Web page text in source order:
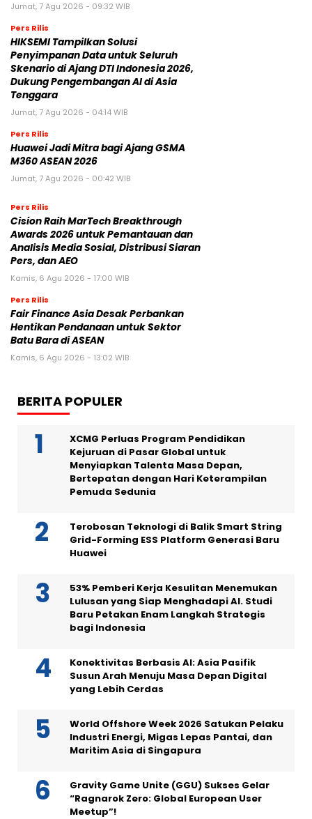
Jumat, 7 Agu 2026 - 09:32 WIB
Pers Rilis
HIKSEMI Tampilkan Solusi
Penyimpanan Data untuk Seluruh
Skenario di Ajang DTI Indonesia 2026,
Dukung Pengembangan AI di Asia
Tenggara
Jumat, 7 Agu 2026 - 04:14 WIB
Pers Rilis
Huawei Jadi Mitra bagi Ajang GSMA
M360 ASEAN 2026
Jumat, 7 Agu 2026 - 00:42 WIB
Pers Rilis
Cision Raih MarTech Breakthrough
Awards 2026 untuk Pemantauan dan
Analisis Media Sosial, Distribusi Siaran
Pers, dan AEO
Kamis, 6 Agu 2026 - 17:00 WIB
Pers Rilis
Fair Finance Asia Desak Perbankan
Hentikan Pendanaan untuk Sektor
Batu Bara di ASEAN
Kamis, 6 Agu 2026 - 13:02 WIB
BERITA POPULER
XCMG Perluas Program Pendidikan
Kejuruan di Pasar Global untuk
Menyiapkan Talenta Masa Depan,
Bertepatan dengan Hari Keterampilan
Pemuda Sedunia
Terobosan Teknologi di Balik Smart String
Grid-Forming ESS Platform Generasi Baru
Huawei
53% Pemberi Kerja Kesulitan Menemukan
Lulusan yang Siap Menghadapi AI. Studi
Baru Petakan Enam Langkah Strategis
bagi Indonesia
Konektivitas Berbasis AI: Asia Pasifik
Susun Arah Menuju Masa Depan Digital
yang Lebih Cerdas
World Offshore Week 2026 Satukan Pelaku
Industri Energi, Migas Lepas Pantai, dan
Maritim Asia di Singapura
Gravity Game Unite (GGU) Sukses Gelar
“Ragnarok Zero: Global European User
Meetup”!